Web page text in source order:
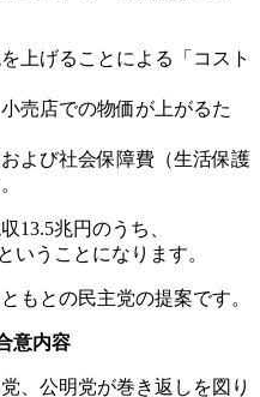
上げることによる「コスト
売店での物価が上がるた
よび社会保障費（生活保護
13.5兆円のうち、
いうことになります。
もとの民主党の提案です。
意内容
、公明党が巻き返しを図り